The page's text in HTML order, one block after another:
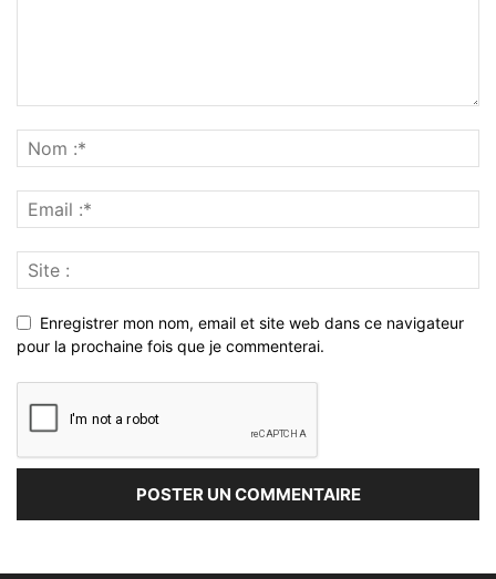
Enregistrer mon nom, email et site web dans ce navigateur
pour la prochaine fois que je commenterai.